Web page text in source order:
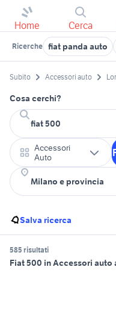
Home Cerca
Ricerche fiat panda auto
Subito Accessori auto
Cosa cerchi?
Accessori
Auto
Salva ricerca
585 risultati
Fiat 500 in Accessori auto